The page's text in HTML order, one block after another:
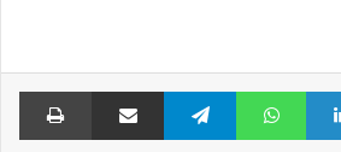
لينكدإن واتساب تيلقرام مشاركة عبر البريد